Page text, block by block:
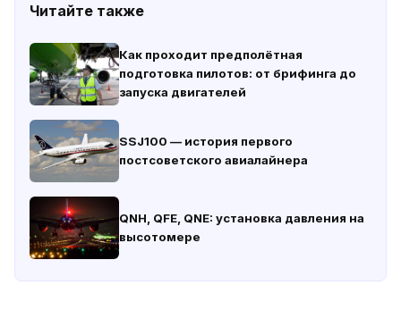
Читайте также
Как проходит предполётная
подготовка пилотов: от брифинга до
запуска двигателей
SSJ100 — история первого
постсоветского авиалайнера
QNH, QFE, QNE: установка давления на
высотомере